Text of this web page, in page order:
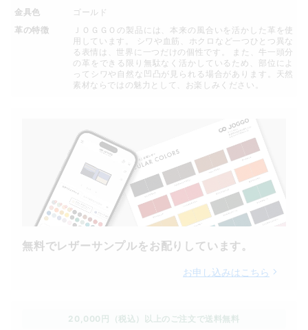
金具色
ゴールド
革の特徴
ＪＯＧＧＯの製品には、本来の風合いを活かした革を使
用しています。 シワや血筋、ホクロなど一つひとつ異な
る表情は、世界に一つだけの個性です。 また、牛一頭分
の革をできる限り無駄なく活かしているため、部位によ
ってシワや自然な凹凸が見られる場合があります。天然
素材ならではの魅力として、お楽しみください。
無料でレザーサンプルをお配りしています。
お申し込みはこちら
20,000円（税込）以上のご注文で送料無料